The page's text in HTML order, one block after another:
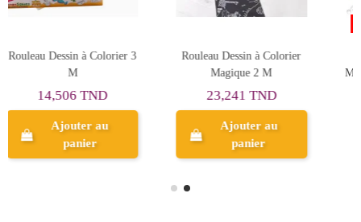
Mandalas For Kids -
Mindfulness Wild Life - Dar
El Maaref
26,180 TND
الماندالا للاطفال - فن الابهاج
الحياة البحرية - دار المعارف
22,000 TND